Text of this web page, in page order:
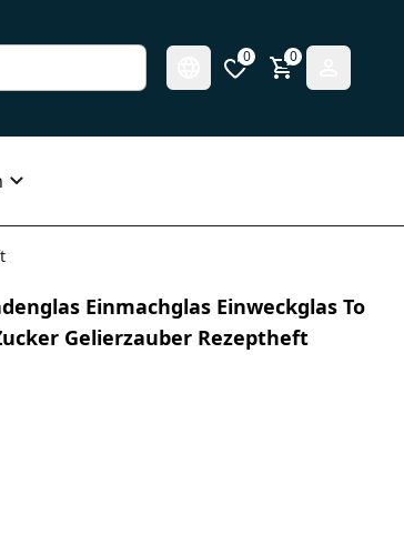
0 0
Einmachglas Einweckglas To
Gelierzauber Rezeptheft